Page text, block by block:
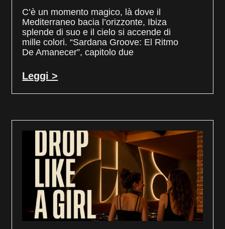
C’è un momento magico, là dove il
Mediterraneo bacia l’orizzonte, Ibiza
splende di suo e il cielo si accende di
mille colori. “Sardana Groove: El Ritmo
De Amanecer”, capitolo due
Leggi >